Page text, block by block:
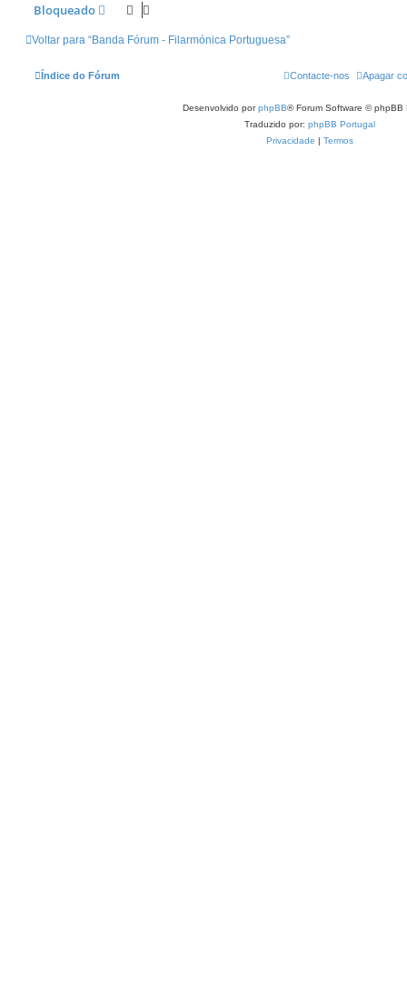
Bloqueado
Voltar para “Banda Fórum - Filarmónica Portuguesa”
Índice do Fórum Apagar
Contacte-nos
Desenvolvido porphpBB® Forum Software © phpBB
Traduzido por: phpBB Portugal
Privacidade | Termos